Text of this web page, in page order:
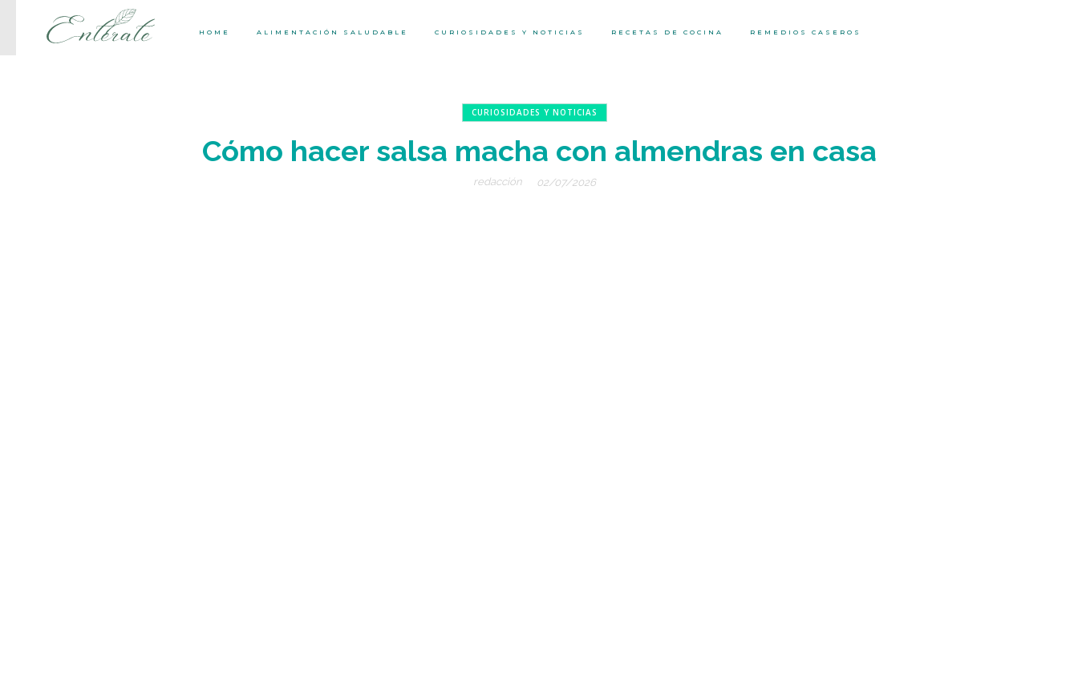
HOME ALIMENTACIÓN SALUDABLE CURIOSIDADES Y NOTICIAS RECETAS DE COCINA REMEDIOS CASEROS
CURIOSIDADES Y NOTICIAS
Cómo hacer salsa macha con almendras en casa
redacción 02/07/2026